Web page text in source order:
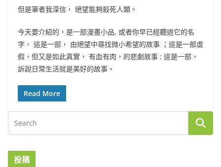
但是筆者我深信， 絕望能夠殺死人類。
今天要介紹的，是一部漫畫小品, 或者你早已經聽過它的名
字， 這是一部， 由絕望中尋找微小希望的故事 ；這是一部虛
假，但又是如此真實， 有血有肉，的悲劇故事 ; 這是一部，
訴說日常生活就是美好的故事。
Read More
投稿